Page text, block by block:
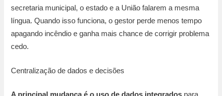
secretaria municipal, o estado e a União falarem a mesma
língua. Quando isso funciona, o gestor perde menos tempo
apagando incêndio e ganha mais chance de corrigir problema
cedo.
Centralização de dados e decisões
A principal mudança é o uso de dados integrados para